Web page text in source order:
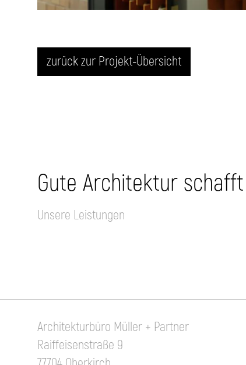
zurück zur Projekt-Übersicht
Gute Architektur
Unsere Leistungen
Architekturbüro Müller + Partner
Raiffeisenstraße 9